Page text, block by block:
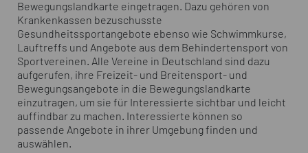
Bewegungslandkarte eingetragen. Dazu gehören von
Krankenkassen bezuschusste
Gesundheitssportangebote ebenso wie Schwimmkurse,
Lauftreffs und Angebote aus dem Behindertensport von
Sportvereinen. Alle Vereine in Deutschland sind dazu
aufgerufen, ihre Freizeit- und Breitensport- und
Bewegungsangebote in die Bewegungslandkarte
einzutragen, um sie für Interessierte sichtbar und leicht
auffindbar zu machen. Interessierte können so
passende Angebote in ihrer Umgebung finden und
auswählen.